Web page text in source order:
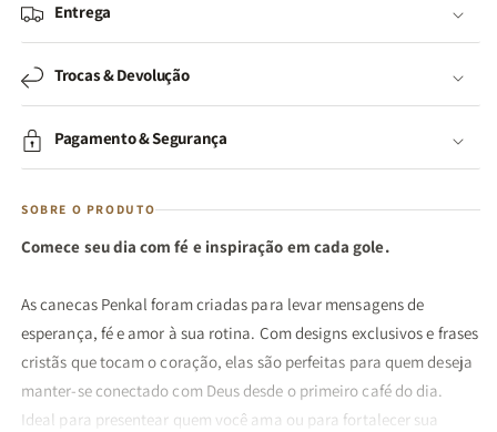
Entrega
Trocas & Devolução
Pagamento & Segurança
SOBRE O PRODUTO
Comece seu dia com fé e inspiração em cada gole.
As canecas Penkal foram criadas para levar mensagens de
esperança, fé e amor à sua rotina. Com designs exclusivos e frases
cristãs que tocam o coração, elas são perfeitas para quem deseja
manter-se conectado com Deus desde o primeiro café do dia.
Ideal para presentear quem você ama ou para fortalecer sua